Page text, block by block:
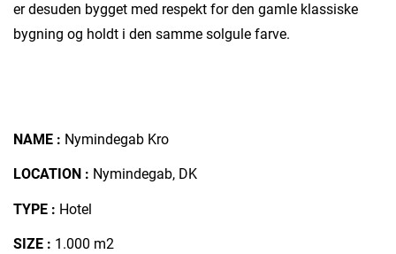
er desuden bygget med respekt for den gamle klassiske
bygning og holdt i den samme solgule farve.
NAME : Nymindegab Kro
LOCATION : Nymindegab, DK
TYPE : Hotel
SIZE : 1.000 m2